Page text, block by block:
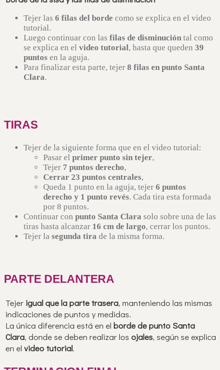
Tejer las 6 filas del borde como se explica en el video
tutorial.
Luego continuar con las filas de disminución tal como
se explica en el video tutorial, hasta que queden 39
puntos en la aguja.
Para finalizar esta parte, tejer 8 filas en punto Santa
Clara.
TIRAS
Tejer de la siguiente forma que en el video tutorial:
Pasar el primer punto sin tejer,
Tejer 7 puntos derecho,
Cerrar 23 puntos centrales,
Queda 1 punto en la aguja, tejer 6 puntos
derecho y 1 punto revés. Cada tira esta formada
por 8 puntos.
Continuar con punto Santa Clara solo sobre una de las
tiras hasta alcanzar 16 cm de largo, cerrar los puntos.
Tejer la segunda tira de la misma forma.
PARTE DELANTERA
Tejer igual que la parte trasera, manteniendo las mismas
indicaciones de puntos y medidas.
La única diferencia está en el borde de punto Santa
Clara, donde se deben realizar los ojales, según se explica
en el video tutorial.